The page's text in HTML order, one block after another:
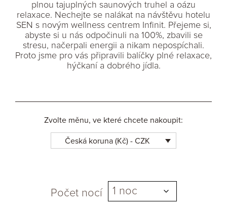
plnou tajuplných saunových truhel a oázu
relaxace. Nechejte se nalákat na návštěvu hotelu
SEN s novým wellness centrem Infinit. Přejeme si,
abyste si u nás odpočinuli na 100%, zbavili se
stresu, načerpali energii a nikam nepospíchali.
Proto jsme pro vás připravili balíčky plné relaxace,
hýčkaní a dobrého jídla.
Zvolte měnu, ve které chcete nakoupit:
Česká koruna (Kč) - CZK
Počet nocí